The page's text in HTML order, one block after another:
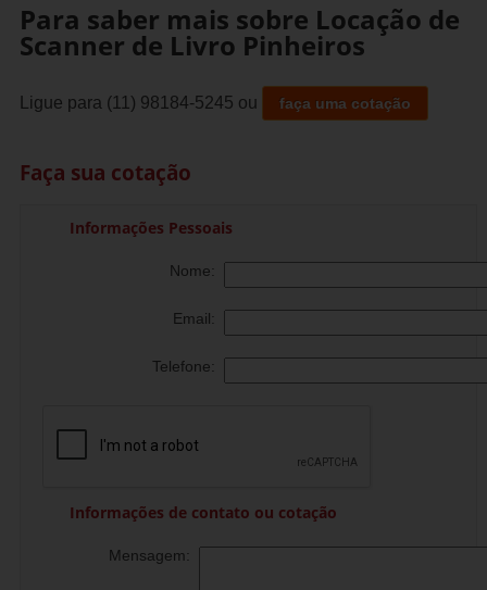
Para saber mais sobre Locação de
Scanner de Livro Pinheiros
Ligue para (11) 98184-5245 ou faça uma cotação
Faça sua cotação
Informações Pessoais
Nome:
Email:
Telefone:
Informações de contato ou cotação
Mensagem: